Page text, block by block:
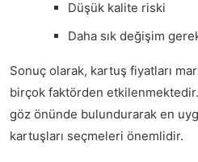
Düşük kalite riski
Daha sık değişim
Sonuç olarak, kartuş fiyatları
birçok faktörden
göz önünde bulundurarak en
kartuşları seçmeleri önemlidir.